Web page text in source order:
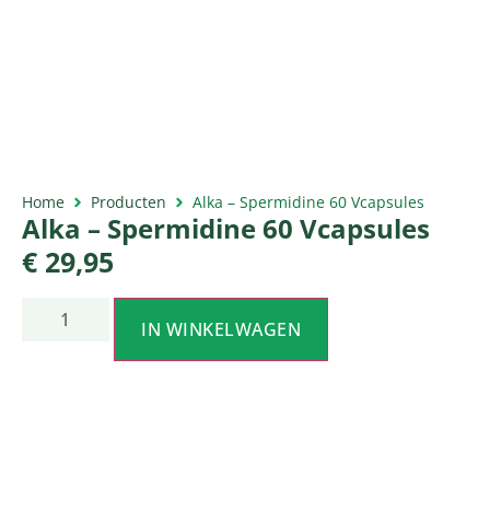
Home Producten Alka – Spermidine 60 Vcapsules
Alka – Spermidine 60 Vcapsules
€ 29,95
IN WINKELWAGEN